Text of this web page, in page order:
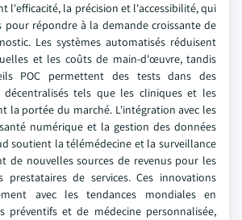
l'efficacité, la précision et l'accessibilité, qui
pour répondre à la demande croissante de
Les systèmes automatisés réduisent
et les coûts de main-d'œuvre, tandis
POC permettent des tests dans des
décentralisés tels que les cliniques et les
la portée du marché. L'intégration avec les
numérique et la gestion des données
soutient la télémédecine et la surveillance
de nouvelles sources de revenus pour les
prestataires de services. Ces innovations
avec les tendances mondiales en
préventifs et de médecine personnalisée,